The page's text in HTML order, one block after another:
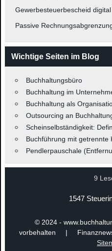
Gewerbesteuerbescheid digital
Passive
Wichtige Seiten im Blog
Buchhaltungsbüro
Buchhaltung im
Buchhaltung als
Outsourcing an
Scheinselbständigkeit:
Buchführung mit getrennte
Pendlerpauschale
9
1547
© 2024 -
vorbehalten |